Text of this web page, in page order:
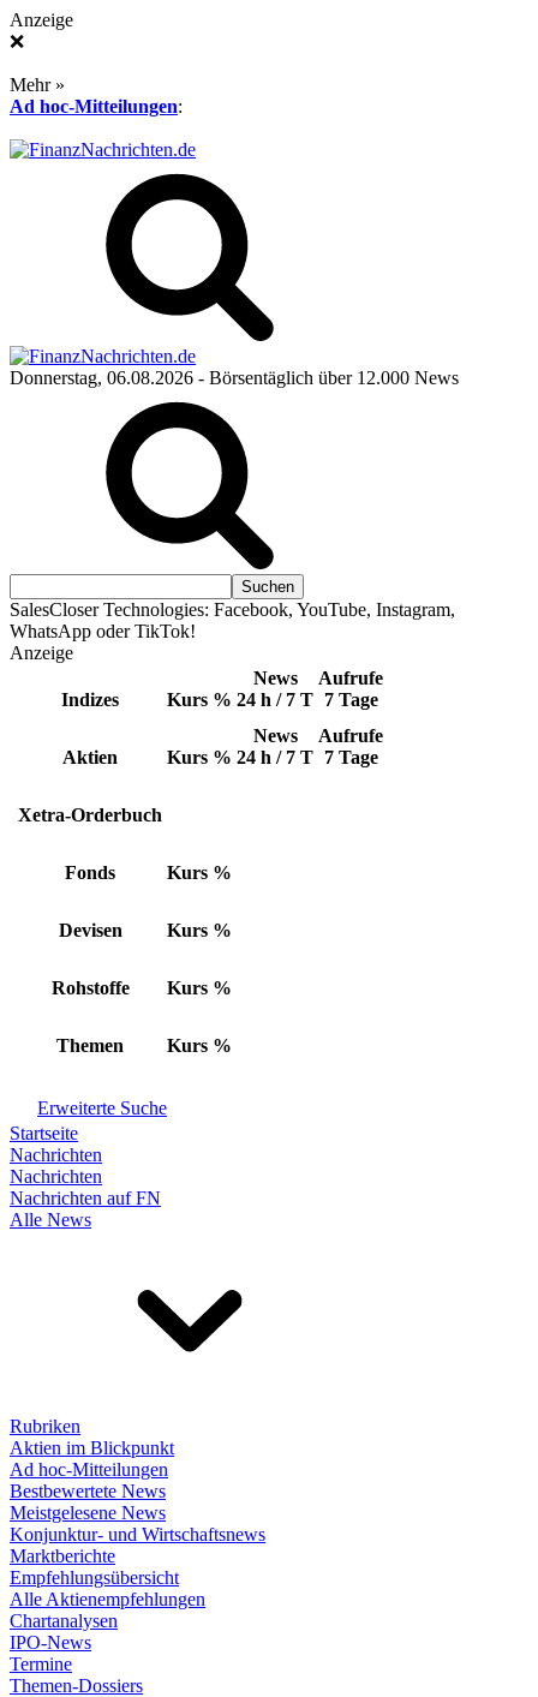
Anzeige
❌
Mehr »
Ad hoc-Mitteilungen:
Donnerstag, 06.08.2026 - Börsentäglich über 12.000 News
SalesCloser Technologies: Facebook, YouTube, Instagram,
WhatsApp oder TikTok!
Anzeige
Indizes Kurs %
News
24 h / 7 T
Aufrufe
7 Tage
Aktien Kurs %
News
24 h / 7 T
Aufrufe
7 Tage
Xetra-Orderbuch
Fonds Kurs %
Devisen Kurs %
Rohstoffe Kurs %
Themen Kurs %
Erweiterte Suche
Startseite
Nachrichten
Nachrichten
Nachrichten auf FN
Alle News
Rubriken
Aktien im Blickpunkt
Ad hoc-Mitteilungen
Bestbewertete News
Meistgelesene News
Konjunktur- und Wirtschaftsnews
Marktberichte
Empfehlungsübersicht
Alle Aktienempfehlungen
Chartanalysen
IPO-News
Termine
Themen-Dossiers